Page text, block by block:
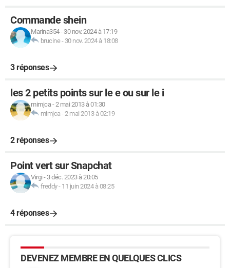
Commande shein
Marina354- 30 nov. 2024 à 17:19
brucine- 30 nov. 2024 à 18:08
3 réponses
les 2 petits points sur le e ou sur le i
mimjca-2 mai 2013 à 01:30
mimjca -2 mai 2013 à 02:19
2 réponses
Point vert sur Snapchat
Virgi - 3 déc. 2023 à 20:05
freddy- 11 juin 2024 à 08:25
4 réponses
DEVENEZ MEMBRE EN QUELQUES CLICS